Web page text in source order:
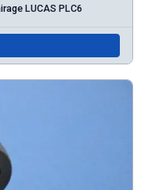
LUCAS PLC6